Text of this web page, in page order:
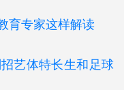
育专家这样解读
艺体特长生和足球